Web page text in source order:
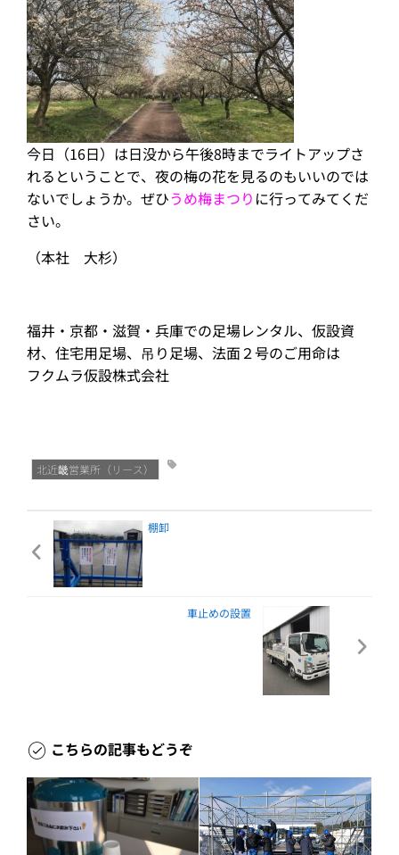
今日（16日）は日没から午後8時までライトアップさ
れるということで、夜の梅の花を見るのもいいのでは
ないでしょうか。ぜひうめ梅まつり に行ってみてくだ
さい。
（本社 大杉）
福井・京都・滋賀・兵庫での足場レンタル、仮設資
材、住宅用足場、吊り足場、法面２号のご用命は
フクムラ仮設株式会社
北近畿営業所（リース）
棚卸
車止めの設置
こちらの記事もどうぞ